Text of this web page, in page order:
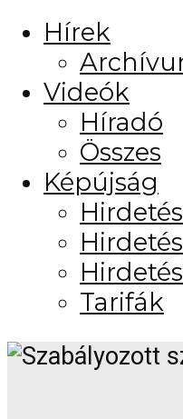
Hírek
Videók
Híradó
Összes
Képújság
Tarifák